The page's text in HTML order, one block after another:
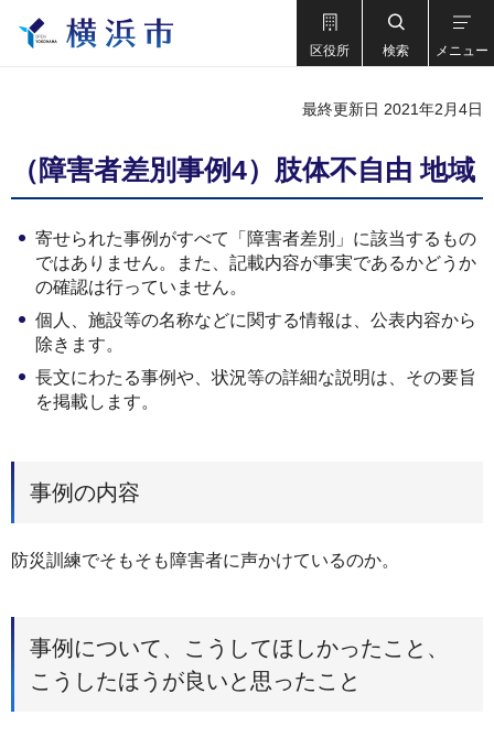
区役所 検索 メニュー
最終更新日 2021年2月4日
（障害者差別事例4）肢体不自由 地域
寄せられた事例がすべて「障害者差別」に該当するもの
ではありません。また、記載内容が事実であるかどうか
の確認は行っていません。
個人、施設等の名称などに関する情報は、公表内容から
除きます。
長文にわたる事例や、状況等の詳細な説明は、その要旨
を掲載します。
事例の内容
防災訓練でそもそも障害者に声かけているのか。
事例について、こうしてほしかったこと、
こうしたほうが良いと思ったこと